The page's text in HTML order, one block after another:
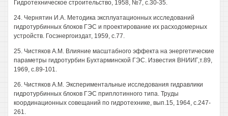
Гидротехническое строительство, 1958, №7, с.30-35.
24. Чернятин И.А. Методика эксплуатационных исследований
гидротурбинных блоков ГЭС и проектирование их расходомерных
устройств. Госэнергоиздат, 1959, с.77.
25. Чистяков A.M. Влияние масштабного эффекта на энергетические
параметры гидротурбин Бухтарминской ГЭС. Известия ВНИИГ,т.89,
1969, с.89-101.
26. Чистяков A.M. Экспериментальные исследования гидравлики
гидротурбинных блоков ГЭС приплотинного типа. Труды
координационных совещаний по гидротехнике, вып.15, 1964, с.247-
261.